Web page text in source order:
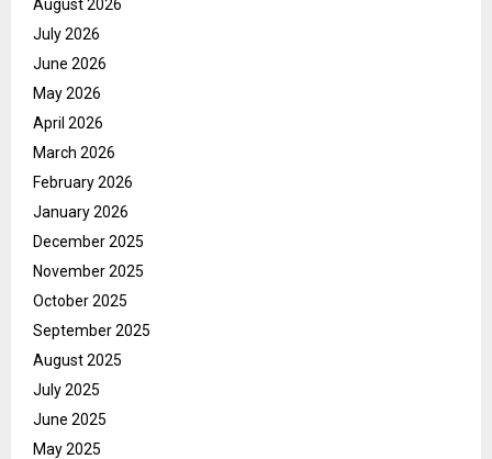
August 2026
July 2026
June 2026
May 2026
April 2026
March 2026
February 2026
January 2026
December 2025
November 2025
October 2025
September 2025
August 2025
July 2025
June 2025
May 2025